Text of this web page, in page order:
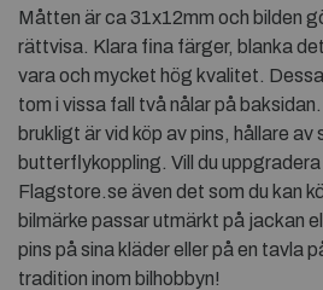
Måtten är ca 31x12mm och bilden
rättvisa. Klara fina färger, blanka
vara och mycket hög kvalitet. Dessa
tom i vissa fall två nålar på
brukligt är vid köp av pins, hållare
butterflykoppling. Vill du
Flagstore.se även det som du kan
bilmärke passar utmärkt på jackan
pins på sina kläder eller på en tavla
tradition inom bilhobbyn!